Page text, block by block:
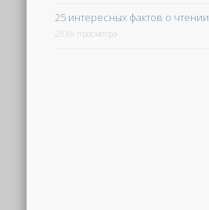
25 интересных фактов о чтении
28.8k просмотра